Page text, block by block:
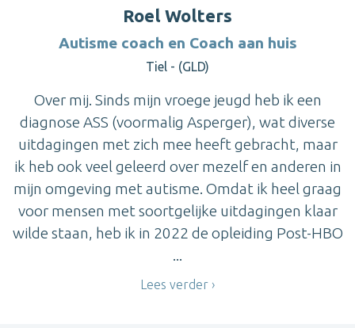
Roel Wolters
Autisme coach en Coach aan huis
Tiel - (GLD)
Over mij. Sinds mijn vroege jeugd heb ik een
diagnose ASS (voormalig Asperger), wat diverse
uitdagingen met zich mee heeft gebracht, maar
ik heb ook veel geleerd over mezelf en anderen in
mijn omgeving met autisme. Omdat ik heel graag
voor mensen met soortgelijke uitdagingen klaar
wilde staan, heb ik in 2022 de opleiding Post-HBO
...
Lees verder